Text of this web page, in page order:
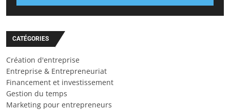
CATÉGORIES
Création d'entreprise
Entreprise & Entrepreneuriat
Financement et investissement
Gestion du temps
Marketing pour entrepreneurs